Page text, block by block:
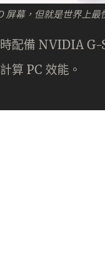
屏幕，但就是世界上最
配備 NVIDIA
算 PC 效能。